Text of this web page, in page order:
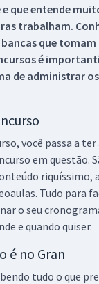
que entende
trabalham.
que tomam
é
de administrar
você passa a
em questão.
riquíssimo,
Tudo para
o seu
e quando quiser.
é no Gran
tudo o que